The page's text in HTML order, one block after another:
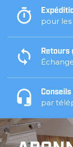
pour
Retours
par